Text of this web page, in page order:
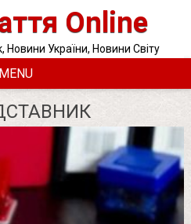
Online
Новини України, Новини Світу
MENU